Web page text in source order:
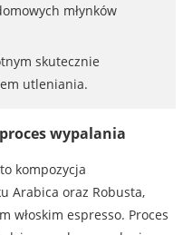
młynków
skutecznie
utleniania.
wypalania
kompozycja
Arabica oraz Robusta,
włoskim espresso. Proces